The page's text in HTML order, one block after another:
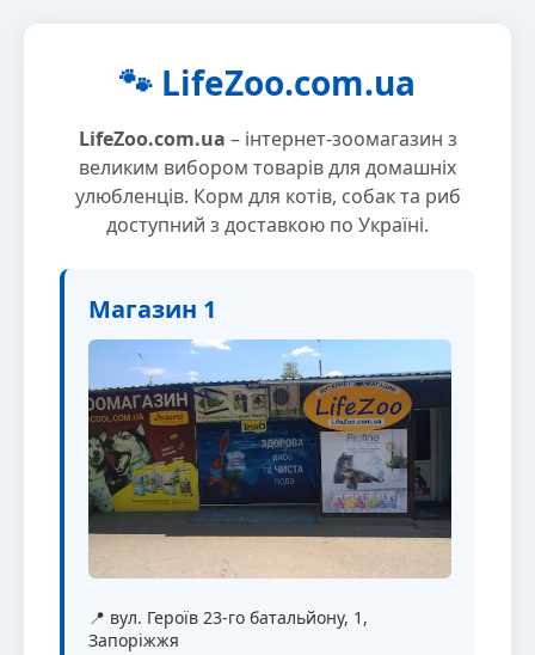
🐾 LifeZoo.com.ua
LifeZoo.com.ua – інтернет-зоомагазин з
великим вибором товарів для домашніх
улюбленців. Корм для котів, собак та риб
доступний з доставкою по Україні.
Магазин 1
📍 вул. Героїв 23-го батальйону, 1,
Запоріжжя